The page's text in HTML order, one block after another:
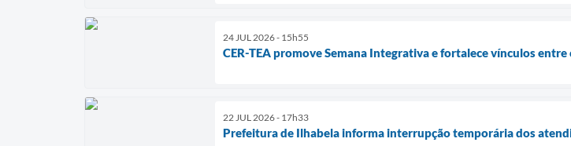
24 JUL 2026 - 15h55
CER-TEA promove Semana Integrativa e fortalece vínculos
22 JUL 2026 - 17h33
Prefeitura de Ilhabela informa interrupção temporária dos